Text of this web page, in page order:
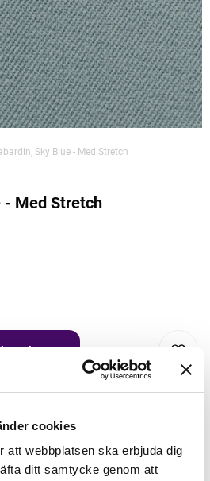
cookies
att webbplatsen ska erbjuda dig
ditt samtycke genom att
Sky Blue - Med Stretch
- Med Stretch
varukorgen
tillbehör
Tråd matchande +45,00kr